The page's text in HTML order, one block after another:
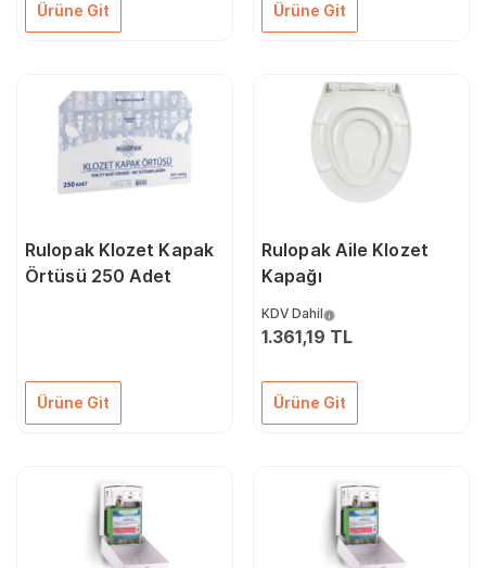
Ürüne Git Ürüne Git
Rulopak Klozet Kapak
Örtüsü 250 Adet
Ürüne Git
Rulopak Aile Klozet
Kapağı
KDV Dahil
1.361,19 TL
Ürüne Git